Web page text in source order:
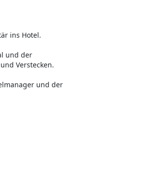
ins Hotel.
und der
Verstecken.
und der